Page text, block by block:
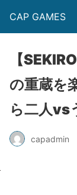
CAP GAMES
【
の重蔵を
ら二人vs
capadmin